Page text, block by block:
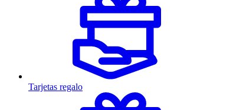
Tarjetas regalo